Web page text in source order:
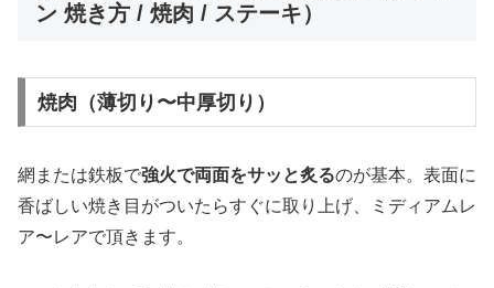
ン 焼き方 / 焼肉 / ステーキ）
焼肉（薄切り〜中厚切り）
網または鉄板で強火で両面をサッと炙るのが基本。表面に
香ばしい焼き目がついたらすぐに取り上げ、ミディアムレ
ア〜レアで頂きます。